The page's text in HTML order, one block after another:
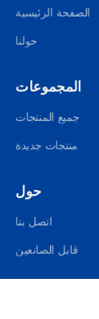
الصفحة الرئيسية
حولنا
المجموعات
جميع المنتجات
منتجات جديدة
حول
اتصل بنا
قابل الصانعين
AR